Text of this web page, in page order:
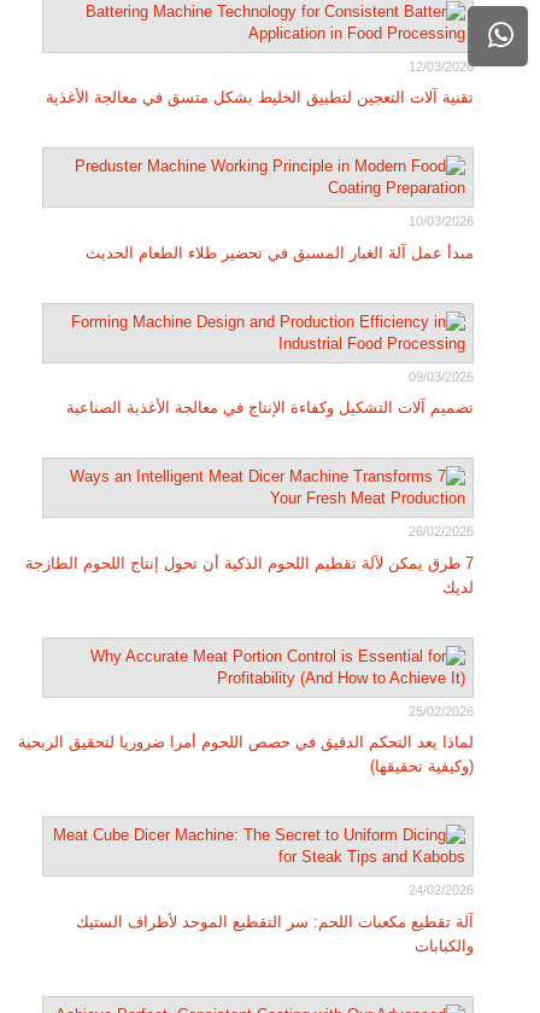
12/03/2026
تقنية آلات التعجين لتطبيق الخليط بشكل متسق في معالجة الأغذية
10/03/2026
مبدأ عمل آلة الغبار المسبق في تحضير طلاء الطعام الحديث
09/03/2026
تصميم آلات التشكيل وكفاءة الإنتاج في معالجة الأغذية الصناعية
26/02/2026
7 طرق يمكن لآلة تقطيم اللحوم الذكية أن تحول إنتاج اللحوم الطازجة
لديك
25/02/2026
لماذا يعد التحكم الدقيق في حصص اللحوم أمرا ضروريا لتحقيق الربحية
(وكيفية تحقيقها)
24/02/2026
آلة تقطيع مكعبات اللحم: سر التقطيع الموحد لأطراف الستيك
والكبابات